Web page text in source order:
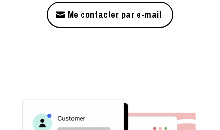
Me contacter par e-mail